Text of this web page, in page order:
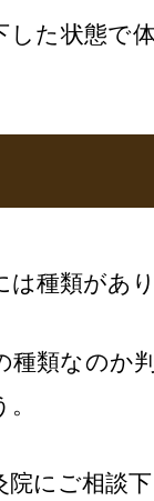
した状態で
は種類があ
種類なのか
にご相談